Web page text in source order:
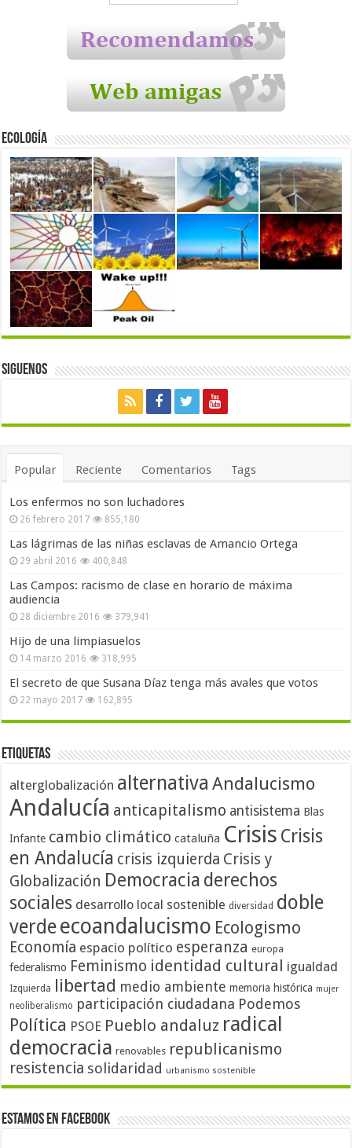
Ecología
Siguenos
Popular Reciente Comentarios Tags
Los enfermos no son luchadores
26 febrero 2017 855,180
Las lágrimas de las niñas esclavas de Amancio Ortega
29 abril 2016 400,848
Las Campos: racismo de clase en horario de máxima
audiencia
28 diciembre 2016 379,941
Hijo de una limpiasuelos
14 marzo 2016 318,995
El secreto de que Susana Díaz tenga más avales que votos
22 mayo 2017 162,895
Etiquetas
alterglobalización alternativa Andalucismo
Andalucía anticapitalismo antisistema Blas
Infante cambio climático cataluña Crisis Crisis
en Andalucía crisis izquierda Crisis y
Globalización Democracia derechos
sociales desarrollo local sostenible diversidad doble
verdeecoandalucismo Ecologismo
Economía espacio político esperanza europa
federalismo Feminismo identidad cultural igualdad
Izquierda libertad medio ambiente memoria histórica mujer
neoliberalismo participación ciudadana Podemos
Política PSOE Pueblo andaluz radical
democracia renovables republicanismo
resistencia solidaridad urbanismo sostenible
Estamos en Facebook